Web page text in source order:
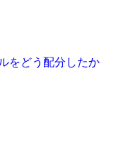
をどう配分したか